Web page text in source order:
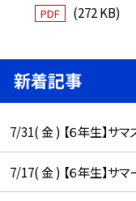
PDF (272 KB)
新着記事
7/31( 金 ) 【６年生】サマ
7/17( 金 ) 【６年生】サ